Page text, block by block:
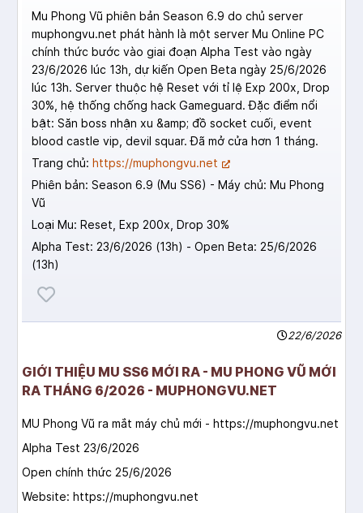
Mu Phong Vũ phiên bản Season 6.9 do chủ server
muphongvu.net phát hành là một server Mu Online PC
chính thức bước vào giai đoạn Alpha Test vào ngày
23/6/2026 lúc 13h, dự kiến Open Beta ngày 25/6/2026
lúc 13h. Server thuộc hệ Reset với tỉ lệ Exp 200x, Drop
30%, hệ thống chống hack Gameguard. Đặc điểm nổi
bật: Săn boss nhận xu &amp; đồ socket cuối, event
blood castle vip, devil squar. Đã mở cửa hơn 1 tháng.
Trang chủ: https://muphongvu.net
Phiên bản: Season 6.9 (Mu SS6) - Máy chủ: Mu Phong
Vũ
Loại Mu: Reset, Exp 200x, Drop 30%
Alpha Test: 23/6/2026 (13h) - Open Beta: 25/6/2026
(13h)
22/6/2026
GIỚI THIỆU MU SS6 MỚI RA - MU PHONG VŨ MỚI
RA THÁNG 6/2026 - MUPHONGVU.NET
MU Phong Vũ ra mắt máy chủ mới - https://muphongvu.net
Alpha Test 23/6/2026
Open chính thức 25/6/2026
Website: https://muphongvu.net